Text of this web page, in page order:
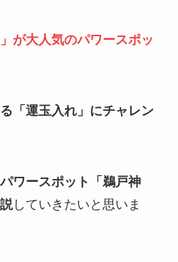
」が大人気のパワースポッ
「運玉入れ」にチャレン
ワースポット「鵜戸神
していきたいと思いま